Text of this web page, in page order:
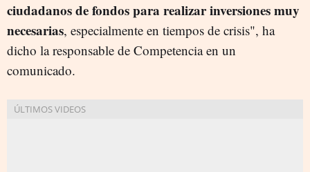
ciudadanos de fondos para realizar inversiones muy
necesarias, especialmente en tiempos de crisis", ha
dicho la responsable de Competencia en un
comunicado.